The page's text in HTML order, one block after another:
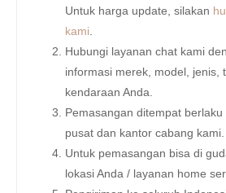
Untuk harga update, silakan
kami
Hubungi layanan chat kami
informasi merek, model, jenis,
kendaraan Anda.
Pemasangan ditempat
pusat dan kantor cabang kami.
Untuk pemasangan bisa di
lokasi Anda / layanan home